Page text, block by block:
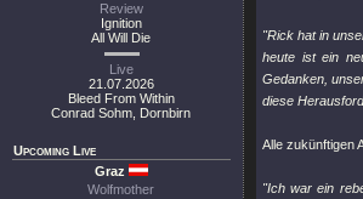
Review
Ignition
All Will Die
Live
21.07.2026
Bleed From Within
Conrad Sohm, Dornbirn
Upcoming Live
Graz
Wolfmother
"Rick hat in
heute ist ein
Gedanken,
diese
Alle zukünftigen
"Ich war ein